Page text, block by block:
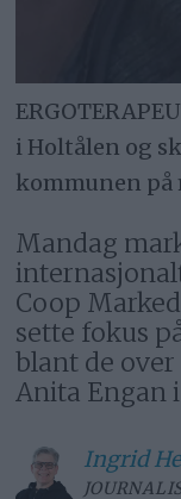
i Holtålen og
kommunen på
Mandag
Coop
sette fokus
blant de
Anita Engan
Ingrid